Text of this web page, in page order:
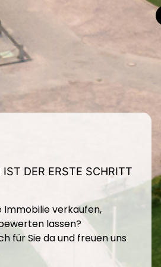
IST DER ERSTE SCHRITT
Immobilie verkaufen,
lassen?
für Sie da und freuen uns